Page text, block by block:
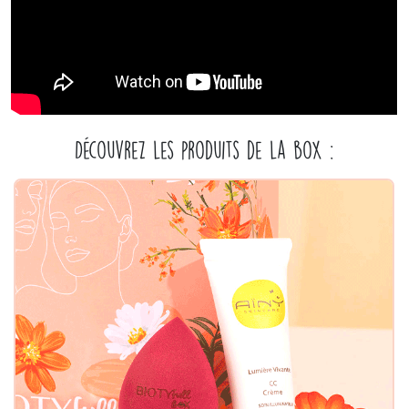
Découvrez les produits de la box :